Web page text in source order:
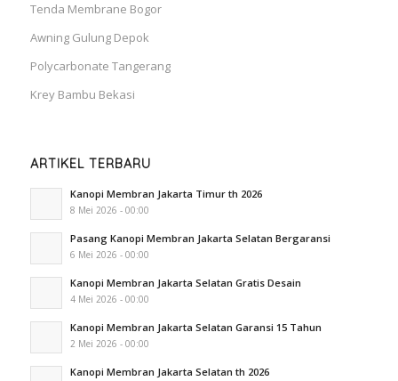
Tenda Membrane Bogor
Awning Gulung Depok
Polycarbonate Tangerang
Krey Bambu Bekasi
ARTIKEL TERBARU
Kanopi Membran Jakarta Timur th 2026
8 Mei 2026 - 00:00
Pasang Kanopi Membran Jakarta Selatan Bergaransi
6 Mei 2026 - 00:00
Kanopi Membran Jakarta Selatan Gratis Desain
4 Mei 2026 - 00:00
Kanopi Membran Jakarta Selatan Garansi 15 Tahun
2 Mei 2026 - 00:00
Kanopi Membran Jakarta Selatan th 2026